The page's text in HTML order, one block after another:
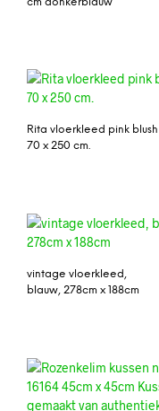
Rita vloerkleed pink blush
70 x 250 cm.
vintage vloerkleed,
blauw, 278cm x 188cm